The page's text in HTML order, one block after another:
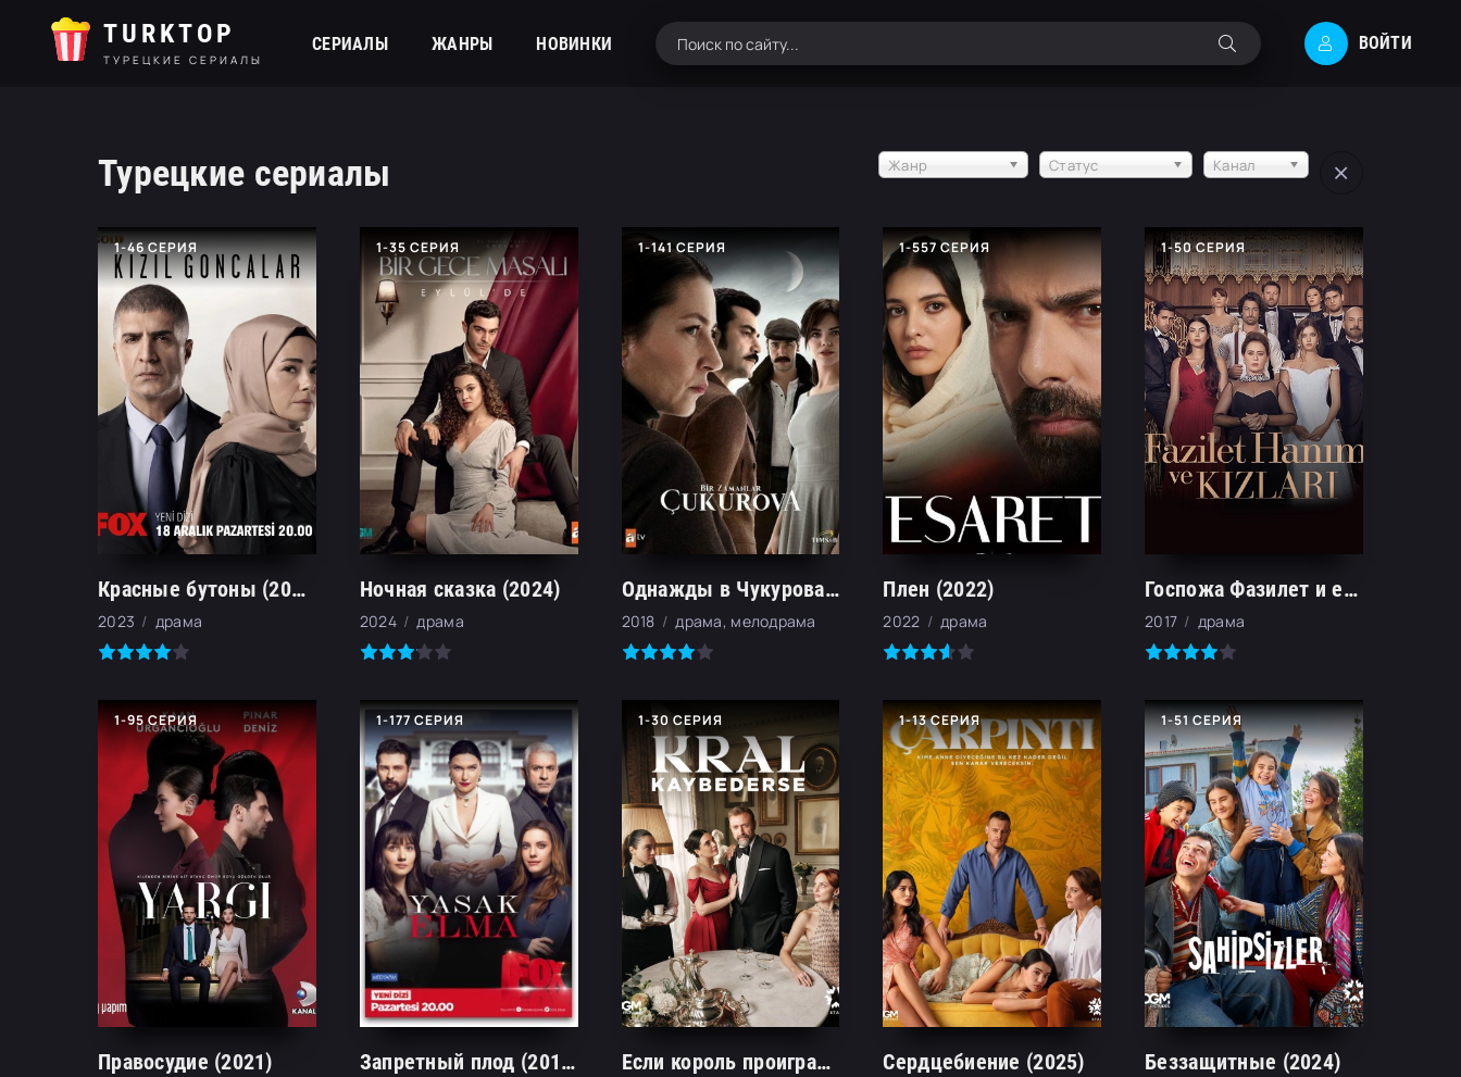
TURKTOP
ТУРЕЦКИЕ СЕРИАЛЫ
СЕРИАЛЫ ЖАНРЫ НОВИНКИ ВОЙТИ
Турецкие сериалы Жанр Статус Канал
1-46 СЕРИЯ
Красные бутоны (2023)
2023 драма
1-35 СЕРИЯ
Ночная сказка (2024)
2024 драма
1-141 СЕРИЯ
Однажды в Чукурова (2018)
2018 драма, мелодрама
1-557 СЕРИЯ
Плен (2022)
2022 драма
1-50 СЕРИЯ
Госпожа Фазилет и её дочери (2017)
2017 драма
1-95 СЕРИЯ
Правосудие (2021)
1-177 СЕРИЯ
Запретный плод (2018)
1-30 СЕРИЯ
Если король проиграет (2025)
1-13 СЕРИЯ
Сердцебиение (2025)
1-51 СЕРИЯ
Беззащитные (2024)